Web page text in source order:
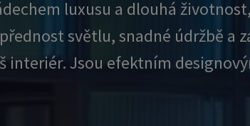
luxusu a dlouhá
světlu, snadné údržbě a
interiér. Jsou efektním